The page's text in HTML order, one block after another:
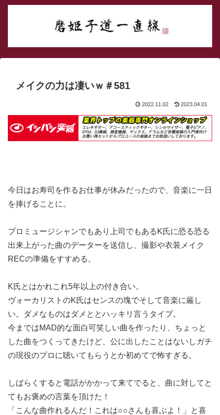
メイクの力は凄いｗ＃581
2022.11.02 2023.04.01
今日はお寿司を作るお仕事が休みだったので、音楽に一日
を捧げることに。
プロミュージシャンでもあり上司でもあるK氏に恐る恐る
出来上がった曲のデーターを送信し、撮影や衣装メイク
RECの準備をすすめる。
K氏とはかれこれ5年以上の付き合い。
ヴォーカリストのK氏はセンスの塊でそして音楽に厳し
い。ダメなものはダメととハッキリ言うタイプ。
今まではMAD的な面白可笑しい曲を作ったり、ちょっと
した曲をつくってきたけど、公に出したことはないしガチ
の現役のプロに聴いてもらうとか初めてで怖すぎる。
しばらくすると電話がかかって来てでると、曲に対してと
てもお褒めの言葉を頂けた！
「こんな曲作れるんだ！これは○○さんも喜ぶよ！」と喜